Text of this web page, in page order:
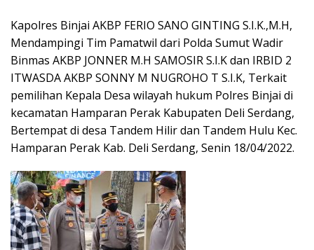
Kapolres Binjai AKBP FERIO SANO GINTING S.I.K.,M.H,
Mendampingi Tim Pamatwil dari Polda Sumut Wadir
Binmas AKBP JONNER M.H SAMOSIR S.I.K dan IRBID 2
ITWASDA AKBP SONNY M NUGROHO T S.I.K, Terkait
pemilihan Kepala Desa wilayah hukum Polres Binjai di
kecamatan Hamparan Perak Kabupaten Deli Serdang,
Bertempat di desa Tandem Hilir dan Tandem Hulu Kec.
Hamparan Perak Kab. Deli Serdang, Senin 18/04/2022.